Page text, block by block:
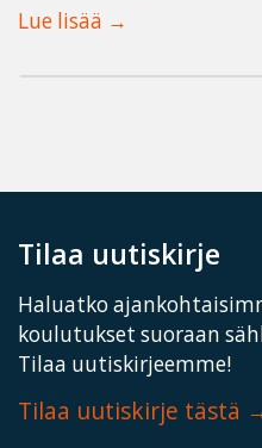
Lue lisää
Tilaa uutiskirje
Haluatko
koulutukset suoraan
Tilaa uutiskirjeemme!
Tilaa uutiskirje tästä